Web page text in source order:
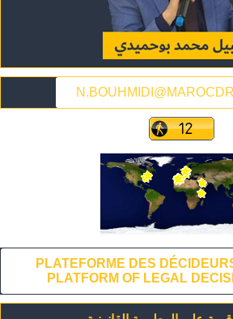
PLATEFORME DES
PLATFORM OF LEGAL